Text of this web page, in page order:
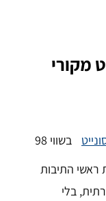
מקורי
בשווי 98
התיבות
בלי